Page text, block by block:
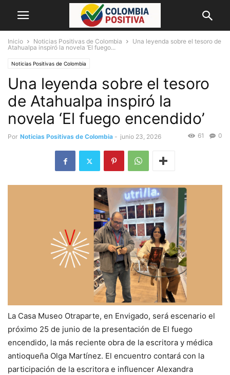
Inicio Noticias Positivas de Colombia
Una leyenda sobre el tesoro de
Atahualpa inspiró la novela ‘El fuego...
Noticias Positivas de Colombia
Una leyenda sobre el tesoro
de Atahualpa inspiró la
novela ‘El fuego encendido’
Por Noticias Positivas de Colombia - junio 23, 2026 0
61
La Casa Museo Otraparte, en Envigado, será escenario el
próximo 25 de junio de la presentación de El fuego
encendido, la más reciente obra de la escritora y médica
antioqueña Olga Martínez. El encuentro contará con la
participación de la escritora e influencer Alexandra